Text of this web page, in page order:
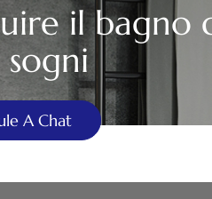
il bagno
A Chat